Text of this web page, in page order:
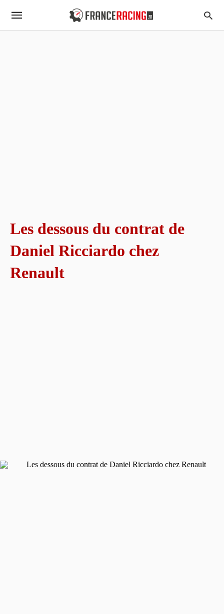
Les dessous du contrat de
Daniel Ricciardo chez
Renault